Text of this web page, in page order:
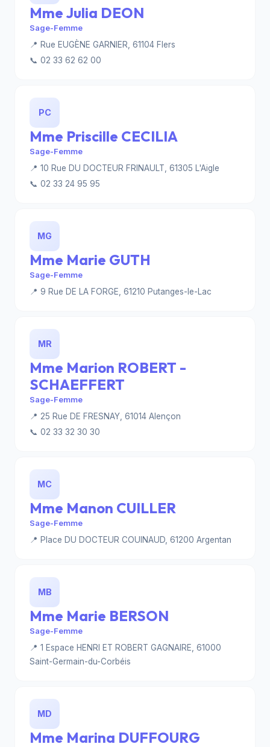
Mme Julia DEON
Sage-Femme
📍 Rue EUGÈNE GARNIER, 61104 Flers
📞 02 33 62 62 00
PC
Mme Priscille CECILIA
Sage-Femme
📍 10 Rue DU DOCTEUR FRINAULT, 61305 L'Aigle
📞 02 33 24 95 95
MG
Mme Marie GUTH
Sage-Femme
📍 9 Rue DE LA FORGE, 61210 Putanges-le-Lac
MR
Mme Marion ROBERT -
SCHAEFFERT
Sage-Femme
📍 25 Rue DE FRESNAY, 61014 Alençon
📞 02 33 32 30 30
MC
Mme Manon CUILLER
Sage-Femme
📍 Place DU DOCTEUR COUINAUD, 61200 Argentan
MB
Mme Marie BERSON
Sage-Femme
📍 1 Espace HENRI ET ROBERT GAGNAIRE, 61000
Saint-Germain-du-Corbéis
MD
Mme Marina DUFFOURG